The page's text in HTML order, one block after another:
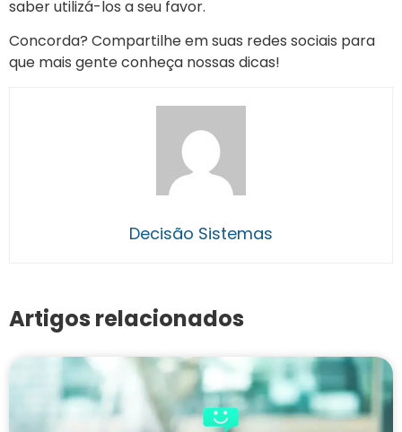
saber utilizá-los a seu favor.
Concorda? Compartilhe em suas redes sociais para
que mais gente conheça nossas dicas!
Decisão Sistemas
Artigos relacionados